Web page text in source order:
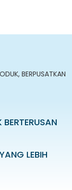
BERPUSATKAN
LEBIH